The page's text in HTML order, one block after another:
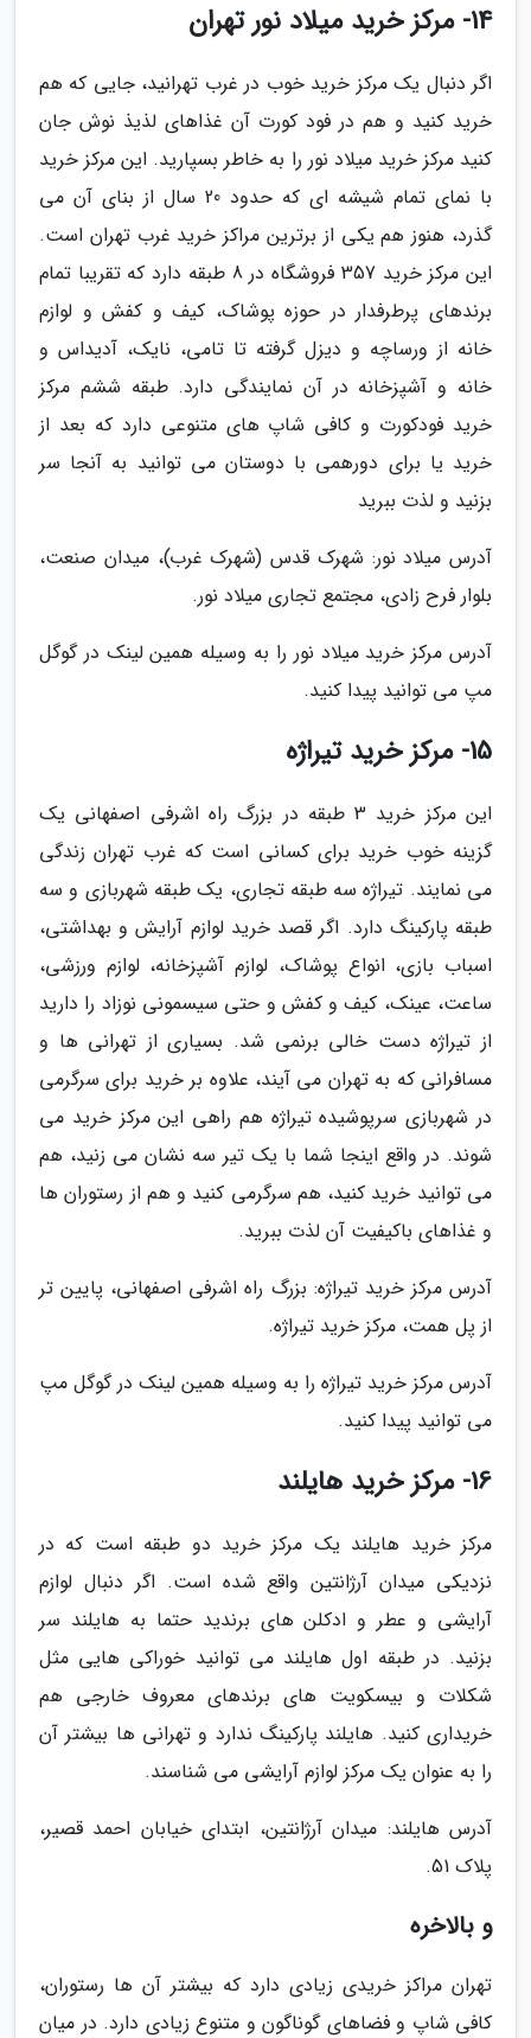
14- مرکز خرید میلاد نور تهران
اگر دنبال یک مرکز خرید خوب در غرب تهرانید، جایی که هم
خرید کنید و هم در فود کورت آن غذاهای لذیذ نوش جان
کنید مرکز خرید میلاد نور را به خاطر بسپارید. این مرکز خرید
با نمای تمام شیشه ای که حدود 20 سال از بنای آن می
گذرد، هنوز هم یکی از برترین مراکز خرید غرب تهران است.
این مرکز خرید 357 فروشگاه در 8 طبقه دارد که تقریبا تمام
برندهای پرطرفدار در حوزه پوشاک، کیف و کفش و لوازم
خانه از ورساچه و دیزل گرفته تا تامی، نایک، آدیداس و
خانه و آشپزخانه در آن نمایندگی دارد. طبقه ششم مرکز
خرید فودکورت و کافی شاپ های متنوعی دارد که بعد از
خرید یا برای دورهمی با دوستان می توانید به آنجا سر
بزنید و لذت ببرید
آدرس میلاد نور: شهرک قدس (شهرک غرب)، میدان صنعت،
بلوار فرح زادی، مجتمع تجاری میلاد نور.
آدرس مرکز خرید میلاد نور را به وسیله همین لینک در گوگل
مپ می توانید پیدا کنید.
15- مرکز خرید تیراژه
این مرکز خرید 3 طبقه در بزرگ راه اشرفی اصفهانی یک
گزینه خوب خرید برای کسانی است که غرب تهران زندگی
می نمایند. تیراژه سه طبقه تجاری، یک طبقه شهربازی و سه
طبقه پارکینگ دارد. اگر قصد خرید لوازم آرایش و بهداشتی،
اسباب بازی، انواع پوشاک، لوازم آشپزخانه، لوازم ورزشی،
ساعت، عینک، کیف و کفش و حتی سیسمونی نوزاد را دارید
از تیراژه دست خالی برنمی شد. بسیاری از تهرانی ها و
مسافرانی که به تهران می آیند، علاوه بر خرید برای سرگرمی
در شهربازی سرپوشیده تیراژه هم راهی این مرکز خرید می
شوند. در واقع اینجا شما با یک تیر سه نشان می زنید، هم
می توانید خرید کنید، هم سرگرمی کنید و هم از رستوران ها
و غذاهای باکیفیت آن لذت ببرید.
آدرس مرکز خرید تیراژه: بزرگ راه اشرفی اصفهانی، پایین تر
از پل همت، مرکز خرید تیراژه.
آدرس مرکز خرید تیراژه را به وسیله همین لینک در گوگل مپ
می توانید پیدا کنید.
16- مرکز خرید هایلند
مرکز خرید هایلند یک مرکز خرید دو طبقه است که در
نزدیکی میدان آرژانتین واقع شده است. اگر دنبال لوازم
آرایشی و عطر و ادکلن های برندید حتما به هایلند سر
بزنید. در طبقه اول هایلند می توانید خوراکی هایی مثل
شکلات و بیسکویت های برندهای معروف خارجی هم
خریداری کنید. هایلند پارکینگ ندارد و تهرانی ها بیشتر آن
را به عنوان یک مرکز لوازم آرایشی می شناسند.
آدرس هایلند: میدان آرژانتین، ابتدای خیابان احمد قصیر،
پلاک 51.
و بالاخره
تهران مراکز خریدی زیادی دارد که بیشتر آن ها رستوران،
کافی شاپ و فضاهای گوناگون و متنوع زیادی دارد. در میان